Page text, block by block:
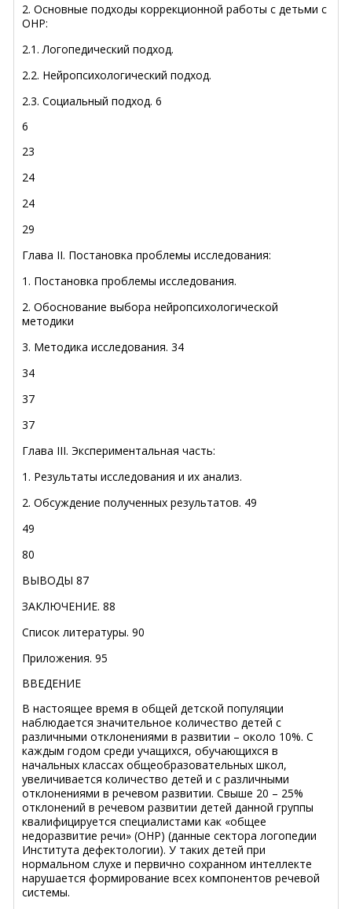
2. Основные подходы коррекционной работы с детьми с
ОНР:
2.1. Логопедический подход.
2.2. Нейропсихологический подход.
2.3. Социальный подход. 6
6
23
24
24
29
Глава II. Постановка проблемы исследования:
1. Постановка проблемы исследования.
2. Обоснование выбора нейропсихологической
методики
3. Методика исследования. 34
34
37
37
Глава III. Экспериментальная часть:
1. Результаты исследования и их анализ.
2. Обсуждение полученных результатов. 49
49
80
ВЫВОДЫ 87
ЗАКЛЮЧЕНИЕ. 88
Список литературы. 90
Приложения. 95
ВВЕДЕНИЕ
В настоящее время в общей детской популяции
наблюдается значительное количество детей с
различными отклонениями в развитии – около 10%. С
каждым годом среди учащихся, обучающихся в
начальных классах общеобразовательных школ,
увеличивается количество детей и с различными
отклонениями в речевом развитии. Свыше 20 – 25%
отклонений в речевом развитии детей данной группы
квалифицируется специалистами как «общее
недоразвитие речи» (ОНР) (данные сектора логопедии
Института дефектологии). У таких детей при
нормальном слухе и первично сохранном интеллекте
нарушается формирование всех компонентов речевой
системы.